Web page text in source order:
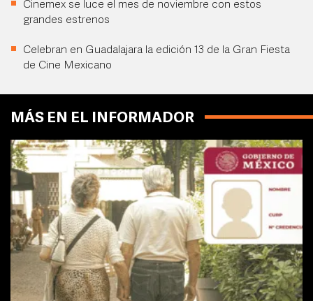
Cinemex se luce el mes de noviembre con estos
grandes estrenos
Celebran en Guadalajara la edición 13 de la Gran Fiesta
de Cine Mexicano
MÁS EN EL INFORMADOR